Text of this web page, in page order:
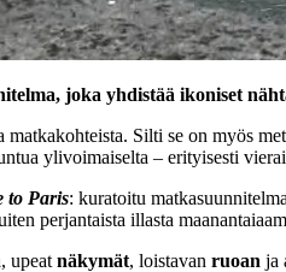
joka yhdistää ikoniset
Silti se on myös
ylivoimaiselta – erityisesti
to Paris: kuratoitu
perjantaista illasta
, upeat näkymät, loistavan ruoan ja